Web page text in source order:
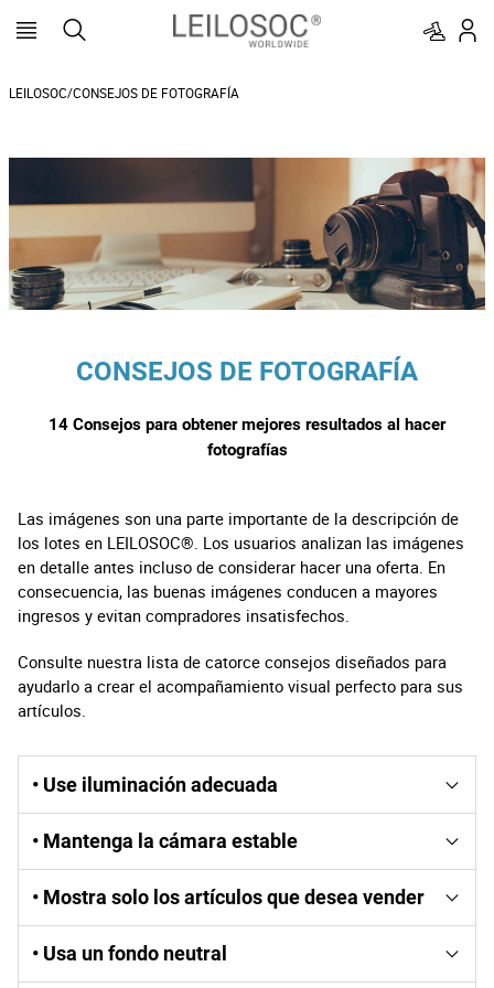
LEILOSOC/CONSEJOS DE FOTOGRAFÍA
CONSEJOS DE FOTOGRAFÍA
14 Consejos para obtener mejores resultados al hacer
fotografías
Las imágenes son una parte importante de la descripción de
los lotes en LEILOSOC®. Los usuarios analizan las imágenes
en detalle antes incluso de considerar hacer una oferta. En
consecuencia, las buenas imágenes conducen a mayores
ingresos y evitan compradores insatisfechos.
Consulte nuestra lista de catorce consejos diseñados para
ayudarlo a crear el acompañamiento visual perfecto para sus
artículos.
• Use iluminación adecuada
La luz exclusiva que proporcionan las lámparas
convencionales oculta los colores reales de los artículos y
las fotografías con flash pueden provocar sombras y una
apariencia poco atractiva.
• Mantenga la cámara estable
un trípode u otra forma de inmovilizar su cámara al
disparar.
• Mostra solo los artículos que desea vender
atractivo del artículo en cuestión y causar confusión sobre
• Usa un fondo neutral